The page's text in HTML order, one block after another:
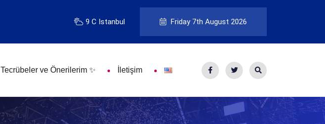
9 C Istanbul Friday 7th August 2026
Tecrübeler ve Önerilerim ✨ İletişim